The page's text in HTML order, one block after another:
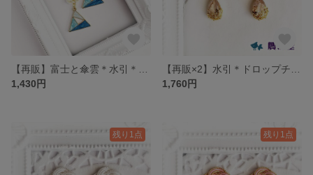
1,430円
1,760円
残り1点 残り1点